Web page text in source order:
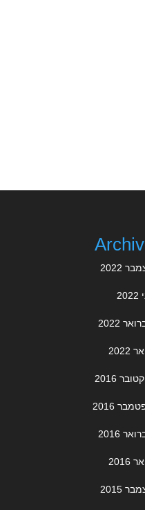
2022
2022
2022
2016
2016
2016
2016
2015